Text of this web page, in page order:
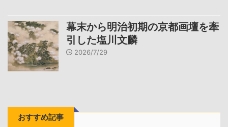
幕末から明治初期の京都画壇を牽
引した塩川文麟
2026/7/29
おすすめ記事